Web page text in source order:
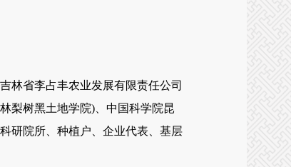
省李占丰农业发展有限责任公司
梨树黑土地学院)、中国科学院昆
研院所、种植户、企业代表、基层